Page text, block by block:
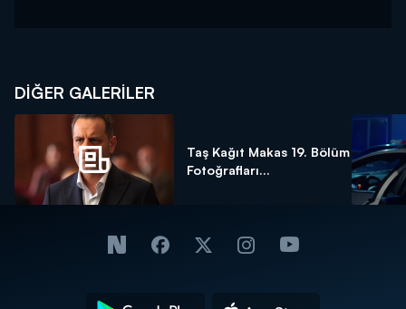
DİĞER GALERİLER
Taş Kağıt Makas 19. Bölüm
Fotoğrafları...